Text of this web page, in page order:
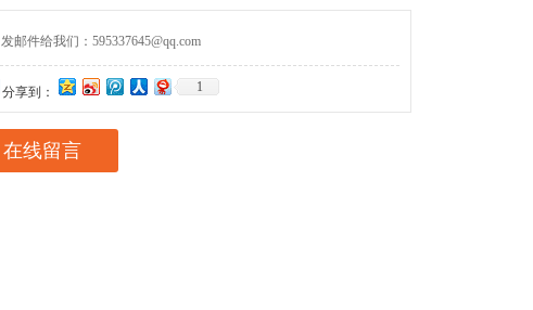
发邮件给我们：595337645@qq.com
分享到： 1
在线留言